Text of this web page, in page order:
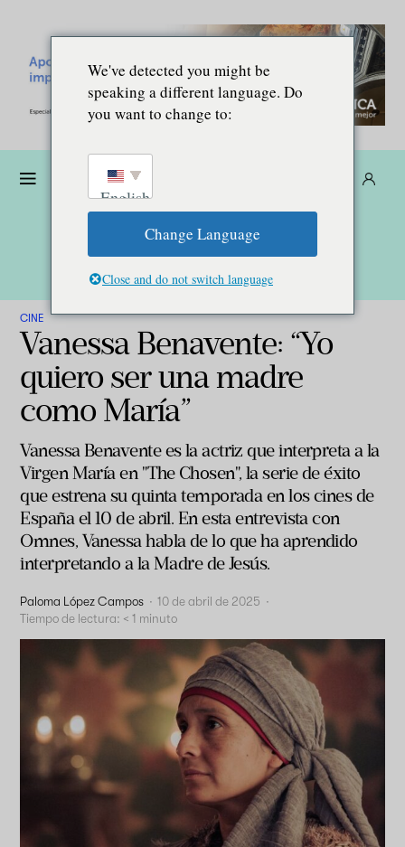
CINE
Vanessa Benavente: “Yo
quiero ser una madre
como María”
Vanessa Benavente es la actriz que interpreta a la
Virgen María en "The Chosen", la serie de éxito
que estrena su quinta temporada en los cines de
España el 10 de abril. En esta entrevista con
Omnes, Vanessa habla de lo que ha aprendido
interpretando a la Madre de Jesús.
Paloma López Campos · 10 de abril de 2025 ·
Tiempo de lectura: < 1 minuto
We've detected you might be
speaking a different language. Do
you want to change to:
English
Change Language
Close and do not switch language